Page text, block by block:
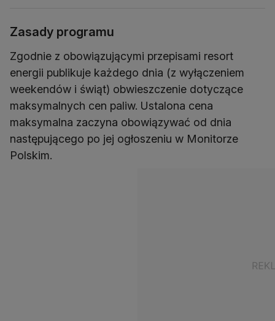
Zasady programu
Zgodnie z obowiązującymi przepisami resort
energii publikuje każdego dnia (z wyłączeniem
weekendów i świąt) obwieszczenie dotyczące
maksymalnych cen paliw. Ustalona cena
maksymalna zaczyna obowiązywać od dnia
następującego po jej ogłoszeniu w Monitorze
Polskim.